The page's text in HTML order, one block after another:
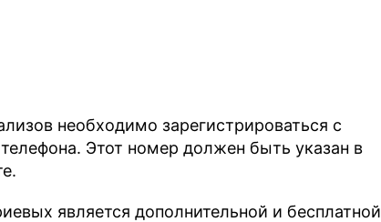
необходимо зарегистрироваться с
Этот номер должен быть указан в
является дополнительной и бесплатной